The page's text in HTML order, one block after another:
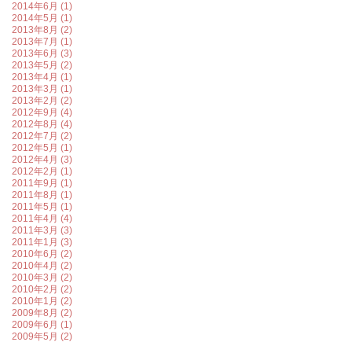
2014年6月 (1)
2014年5月 (1)
2013年8月 (2)
2013年7月 (1)
2013年6月 (3)
2013年5月 (2)
2013年4月 (1)
2013年3月 (1)
2013年2月 (2)
2012年9月 (4)
2012年8月 (4)
2012年7月 (2)
2012年5月 (1)
2012年4月 (3)
2012年2月 (1)
2011年9月 (1)
2011年8月 (1)
2011年5月 (1)
2011年4月 (4)
2011年3月 (3)
2011年1月 (3)
2010年6月 (2)
2010年4月 (2)
2010年3月 (2)
2010年2月 (2)
2010年1月 (2)
2009年8月 (2)
2009年6月 (1)
2009年5月 (2)